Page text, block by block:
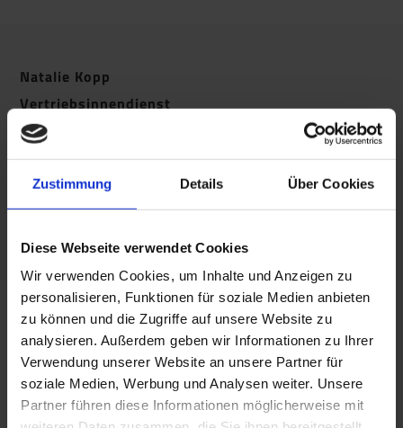
Zustimmung Details Über Cookies
Diese Webseite verwendet Cookies
Wir verwenden Cookies, um Inhalte und Anzeigen zu
personalisieren, Funktionen für soziale Medien anbieten
zu können und die Zugriffe auf unsere Website zu
analysieren. Außerdem geben wir Informationen zu Ihrer
Verwendung unserer Website an unsere Partner für
soziale Medien, Werbung und Analysen weiter. Unsere
Partner führen diese Informationen möglicherweise mit
Natalie Kopp
Vertriebsinnendienst
T +49 (0) 8554/309-22
F +49 (0) 8554/309-64
@Kopp.Natalie@apu-schoenberg.de
Simone Gigl
Vertriebsinnendienst
T +49 (0) 8554/309-29
F +49 (0) 8554/309-64